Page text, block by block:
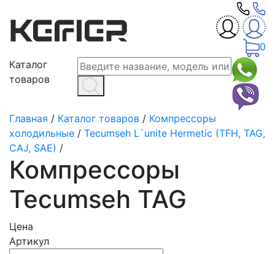
0
Каталог
товаров
Главная / Каталог товаров / Компрессоры
холодильные / Tecumseh L`unite Hermetic (TFH, TAG,
CAJ, SAE) /
Компрессоры
Tecumseh TAG
Цена
Артикул